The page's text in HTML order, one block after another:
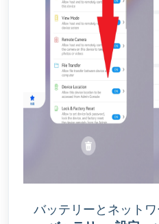
バッテリーとネット